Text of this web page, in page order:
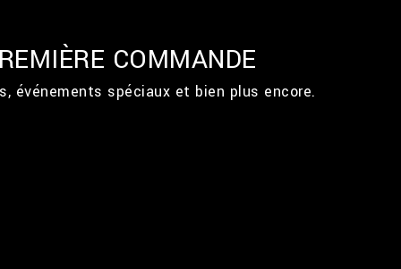
COMMANDE
événements spéciaux et bien plus encore.